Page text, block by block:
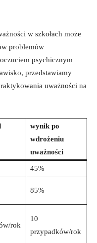
w szkołach ‌może
problemów
⁢psychicznym
przedstawiamy
uważności na
wynik po
wdrożeniu
uważności
45%
85%
rok
10
przypadków/rok